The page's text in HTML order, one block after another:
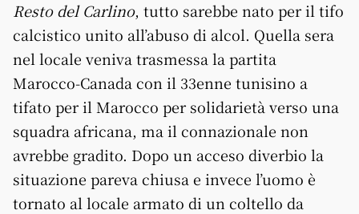
Resto del Carlino, tutto sarebbe nato per il tifo
calcistico unito all’abuso di alcol. Quella sera
nel locale veniva trasmessa la partita
Marocco-Canada con il 33enne tunisino a
tifato per il Marocco per solidarietà verso una
squadra africana, ma il connazionale non
avrebbe gradito. Dopo un acceso diverbio la
situazione pareva chiusa e invece l’uomo è
tornato al locale armato di un coltello da